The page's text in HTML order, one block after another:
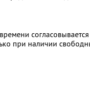
при наличии